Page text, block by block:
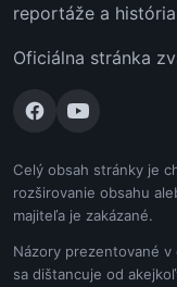
reportáže a
Oficiálna stránka
Celý obsah stránky je
rozširovanie obsahu
majiteľa je zakázané.
Názory prezentované v
sa dištancuje od